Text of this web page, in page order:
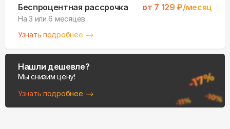
Беспроцентная рассрочка от 7 129 ₽/месяц
На 3 или 6 месяцев.
Узнать подробнее
Нашли дешевле?
Мы снизим цену!
Узнать подробнее